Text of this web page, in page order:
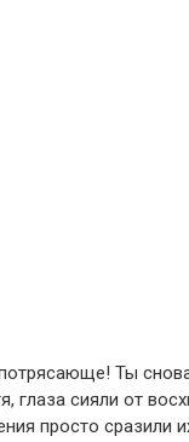
Ты
глаза сияли от
просто сразили